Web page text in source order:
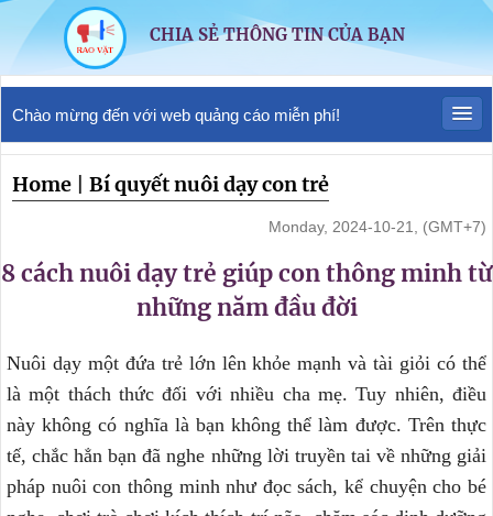
CHIA SẺ THÔNG TIN CỦA BẠN
Chào mừng đến với web quảng cáo miễn phí!
Home Bí quyết nuôi dạy con trẻ
Monday, 2024-10-21, (GMT+7)
8 cách nuôi dạy trẻ giúp con thông minh từ
những năm đầu đời
Nuôi dạy một đứa trẻ lớn lên khỏe mạnh và tài giỏi có thể
là một thách thức đối với nhiều cha mẹ. Tuy nhiên, điều
này không có nghĩa là bạn không thể làm được. Trên thực
tế, chắc hẳn bạn đã nghe những lời truyền tai về những giải
pháp nuôi con thông minh như đọc sách, kể chuyện cho bé